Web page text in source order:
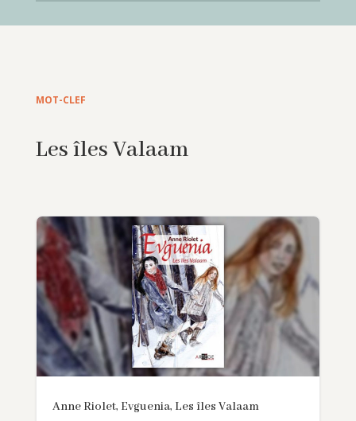
MOT-CLEF
Les îles Valaam
Anne Riolet, Evguenia, Les îles Valaam